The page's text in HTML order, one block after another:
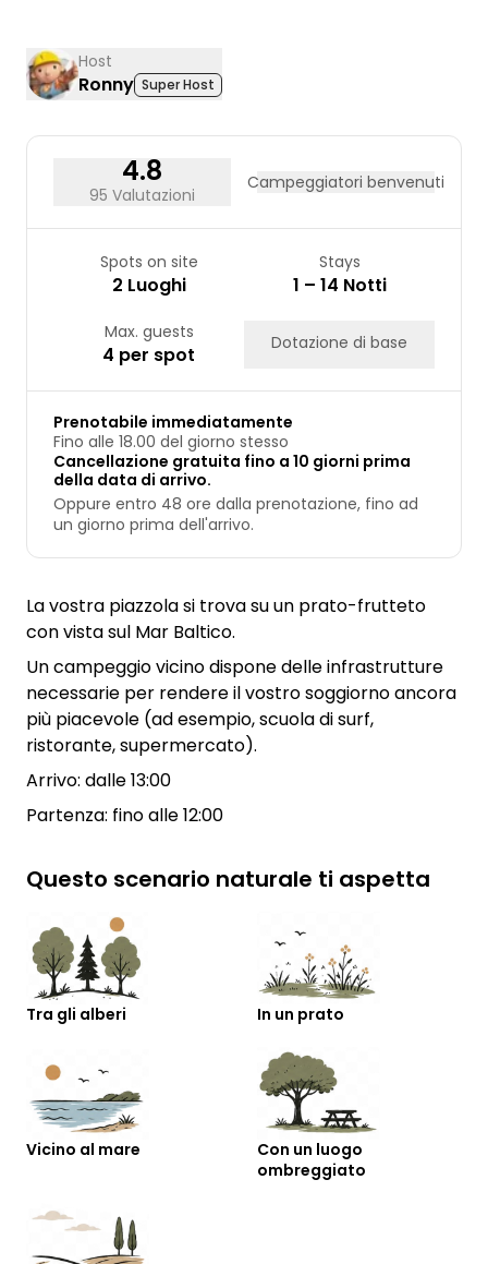
Host
Ronny Super Host
4.8
95 Valutazioni
Campeggiatori benvenuti
Spots on site
2 Luoghi
Stays
1 – 14 Notti
Max. guests
4 per spot Dotazione di base
Prenotabile immediatamente
Fino alle 18.00 del giorno stesso
Cancellazione gratuita fino a 10 giorni prima
della data di arrivo.
Oppure entro 48 ore dalla prenotazione, fino ad
un giorno prima dell'arrivo.
La vostra piazzola si trova su un prato-frutteto
con vista sul Mar Baltico.
Un campeggio vicino dispone delle infrastrutture
necessarie per rendere il vostro soggiorno ancora
più piacevole (ad esempio, scuola di surf,
ristorante, supermercato).
Arrivo: dalle 13:00
Partenza: fino alle 12:00
Questo scenario naturale ti aspetta
Tra gli alberi In un prato
Vicino al mare
Con un luogo
ombreggiato